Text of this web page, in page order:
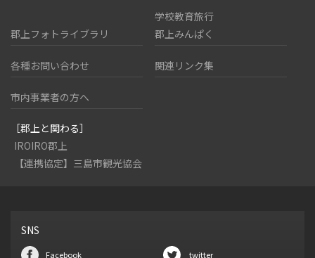
郡上フォトライブラリ
学校教育旅行
郡上みんぱく
各種お問い合わせ 関連リンク集
市内事業者の方へ
［郡上と関わる］
IROIRO郡上
【連携協定】三島市観光協会
SNS
Facebook
twitter